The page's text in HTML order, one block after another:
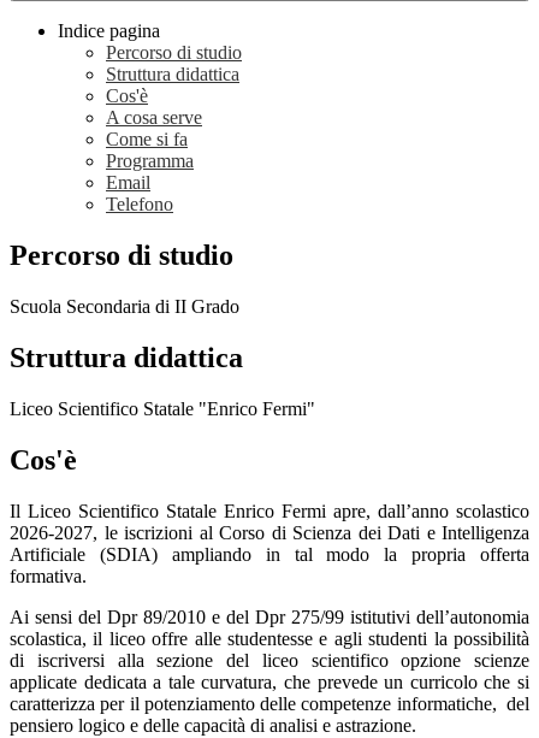
Indice pagina
Percorso di studio
Struttura didattica
Cos'è
A cosa serve
Come si fa
Programma
Email
Telefono
Percorso di studio
Scuola Secondaria di II Grado
Struttura didattica
Liceo Scientifico Statale "Enrico Fermi"
Cos'è
Il Liceo Scientifico Statale Enrico Fermi apre, dall’anno scolastico
2026-2027, le iscrizioni al Corso di Scienza dei Dati e Intelligenza
Artificiale (SDIA) ampliando in tal modo la propria offerta
formativa.
Ai sensi del Dpr 89/2010 e del Dpr 275/99 istitutivi dell’autonomia
scolastica, il liceo offre alle studentesse e agli studenti la possibilità
di iscriversi alla sezione del liceo scientifico opzione scienze
applicate dedicata a tale curvatura, che prevede un curricolo che si
caratterizza per il potenziamento delle competenze informatiche, del
pensiero logico e delle capacità di analisi e astrazione.